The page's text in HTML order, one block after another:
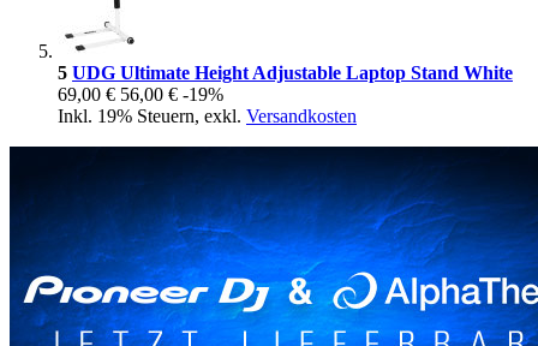
5 UDG Ultimate Height Adjustable Laptop Stand White
69,00 € 56,00 € -19%
Inkl. 19% Steuern, exkl. Versandkosten